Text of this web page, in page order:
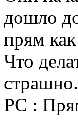
дошло
прям
Что
страшно.
РС :